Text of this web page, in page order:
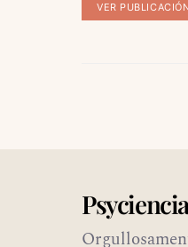
VER
Psyciencia